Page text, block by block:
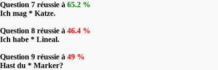
Question 7 réussie à 65.2 %
Ich mag * Katze.
Question 8 réussie à 46.4 %
Ich habe * Lineal.
Question 9 réussie à 49 %
Hast du * Marker?